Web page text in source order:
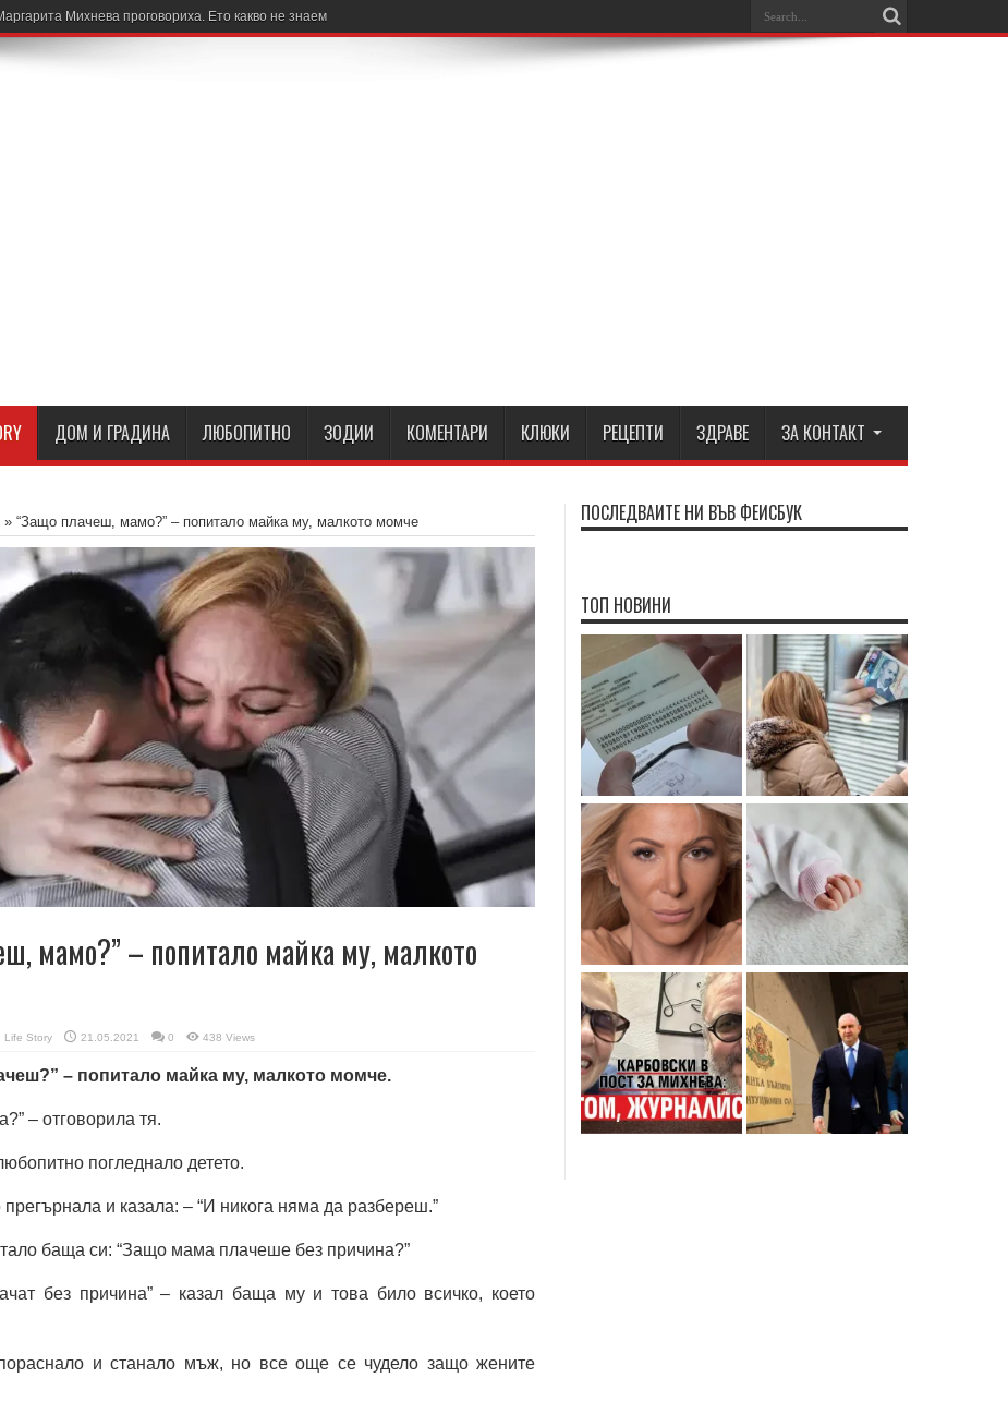
Михнева проговориха. Ето какво не знаем
ДОМ И ГРАДИНА ЛЮБОПИТНО ЗОДИИ КОМЕНТАРИ КЛЮКИ РЕЦЕПТИ ЗДРАВЕ ЗА КОНТАКТ
» “Защо плачеш, мамо?” – попитало майка му, малкото момче
мамо?” – попитало майка му, малкото
Life Story 21.05.2021 0 438 Views
– попитало майка му, малкото момче.
– отговорила тя.
погледнало детето.
и казала: – “И никога няма да разбереш.”
баща си: “Защо мама плачеше без причина?”
без причина” – казал баща му и това било всичко, което
и станало мъж, но все още се чудело защо жените
ПОСЛЕДВАЙТЕ НИ ВЪВ ФЕЙСБУК
ТОП НОВИНИ